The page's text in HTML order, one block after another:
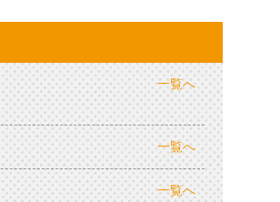
一覧へ
一覧へ
一覧へ